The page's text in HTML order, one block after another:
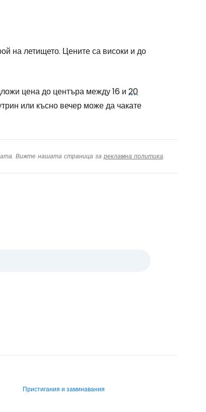
на летището. Цените са високи и до
цена до центъра между 16 и 20
или късно вечер може да чакате
Вижте нашата страница за рекламна политика.
Пристигания и заминавания